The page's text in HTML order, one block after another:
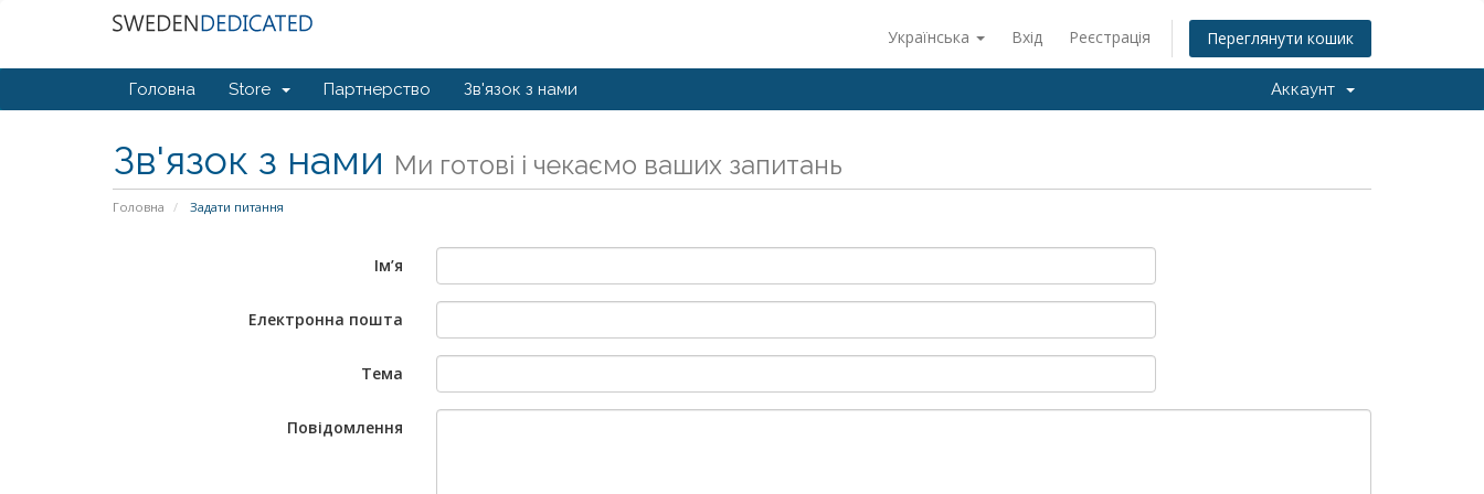
Українська Вхід Реєстрація Переглянути кошик
Головна Store Партнерство Зв'язок з нами Аккаунт
Зв'язок з нами Ми готові і чекаємо ваших запитань
Головна Задати питання
Ім’я
Електронна пошта
Тема
Повідомлення